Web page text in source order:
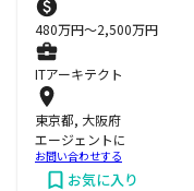
480万円〜2,500万円
ITアーキテクト
東京都, 大阪府
エージェントに
お問い合わせする
お気に入り